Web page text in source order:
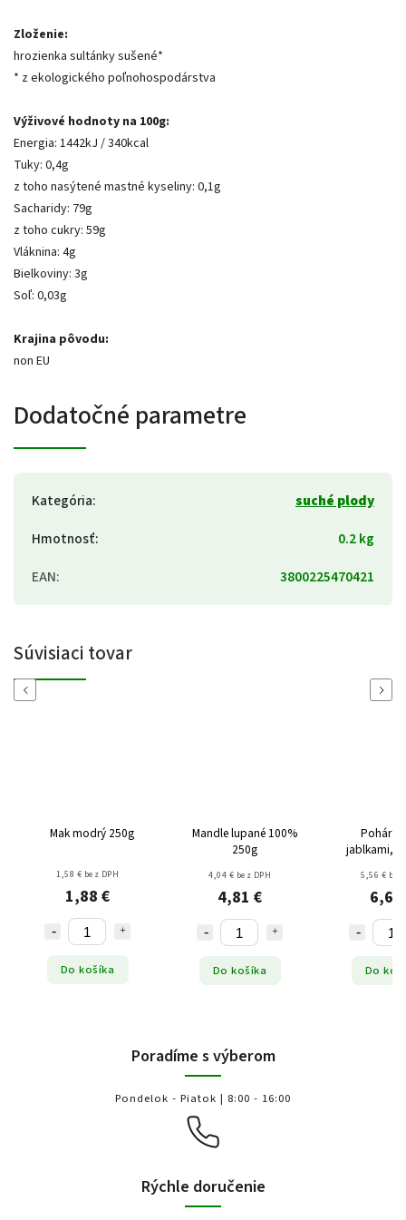
Zloženie:
hrozienka sultánky sušené*
* z ekologického poľnohospodárstva
Výživové hodnoty na 100g:
Energia: 1442kJ / 340kcal
Tuky: 0,4g
z toho nasýtené mastné kyseliny: 0,1g
Sacharidy: 79g
z toho cukry: 59g
Vláknina: 4g
Bielkoviny: 3g
Soľ: 0,03g
Krajina pôvodu:
non EU
Dodatočné parametre
Kategória:
suché plody
Hmotnosť:
0.2 kg
EAN: 3800225470421
Súvisiaci tovar
Previous
Mak modrý 250g
1,58 € bez DPH
1,88 €
Do košíka
Mandle lupané 100%
250g
4,04 € bez DPH
4,81 €
Do košíka
Pohár
jablkami,
5,56 € bez
6,62
Do
Next
Poradíme s výberom
Pondelok - Piatok | 8:00 - 16:00
Rýchle doručenie